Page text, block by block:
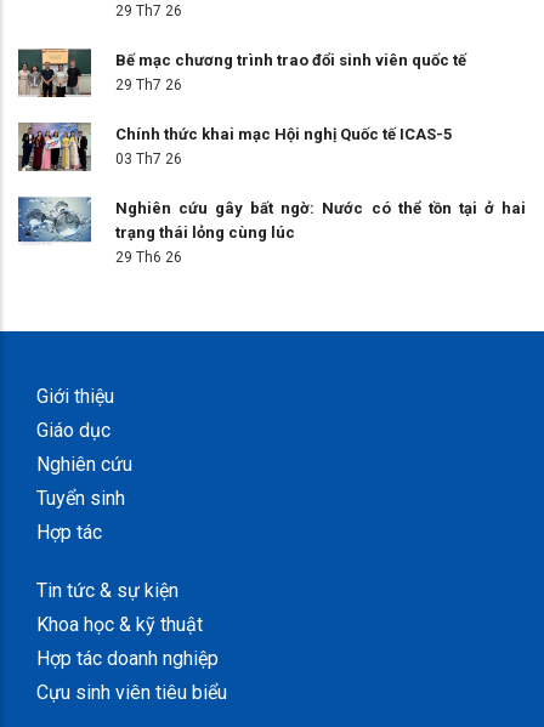
29 Th7 26
Bế mạc chương trình trao đổi sinh viên quốc tế
29 Th7 26
Chính thức khai mạc Hội nghị Quốc tế ICAS-5
03 Th7 26
Nghiên cứu gây bất ngờ: Nước có thể tồn tại ở hai
trạng thái lỏng cùng lúc
29 Th6 26
Giới thiệu
Giáo dục
Nghiên cứu
Tuyển sinh
Hợp tác
Tin tức & sự kiện
Khoa học & kỹ thuật
Hợp tác doanh nghiệp
Cựu sinh viên tiêu biểu